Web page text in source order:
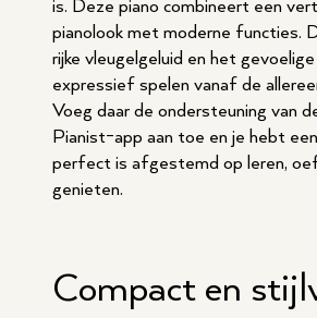
is. Deze piano combineert een
pianolook met moderne functies.
rijke vleugelgeluid en het gevoelige
expressief spelen vanaf de
Voeg daar de ondersteuning van
Pianist-app aan toe en je hebt
perfect is afgestemd op leren,
genieten.
Compact en